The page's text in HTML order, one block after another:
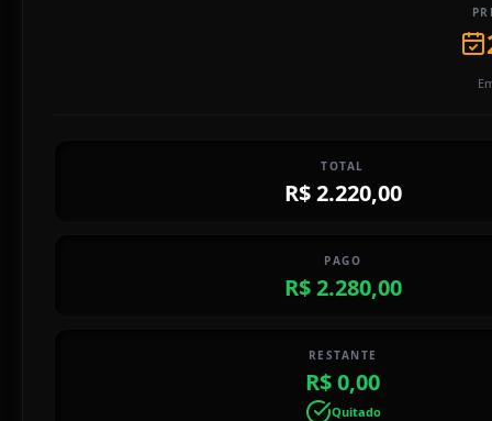
TOTAL
R$ 2.220,00
PAGO
R$ 2.280,00
RESTANTE
R$ 0,00
Quitado